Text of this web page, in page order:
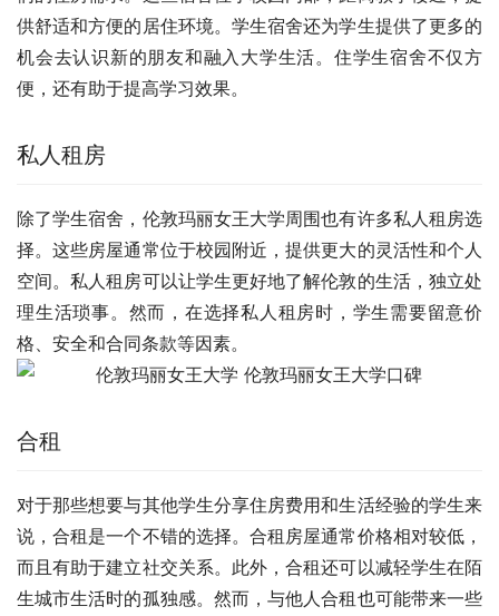
供舒适和方便的居住环境。学生宿舍还为学生提供了更多的
机会去认识新的朋友和融入大学生活。住学生宿舍不仅方
便，还有助于提高学习效果。
私人租房
除了学生宿舍，伦敦玛丽女王大学周围也有许多私人租房选
择。这些房屋通常位于校园附近，提供更大的灵活性和个人
空间。私人租房可以让学生更好地了解伦敦的生活，独立处
理生活琐事。然而，在选择私人租房时，学生需要留意价
格、安全和合同条款等因素。
合租
对于那些想要与其他学生分享住房费用和生活经验的学生来
说，合租是一个不错的选择。合租房屋通常价格相对较低，
而且有助于建立社交关系。此外，合租还可以减轻学生在陌
生城市生活时的孤独感。然而，与他人合租也可能带来一些